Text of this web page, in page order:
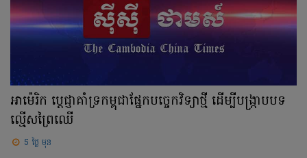
អាម៉េរិក ប្តេជ្ញាគាំទ្រកម្ពុជាផ្នែកបច្ចេកវិទ្យាថ្មី ដើម្បីបង្រ្កាបបទ
ល្មើសព្រៃឈើ
5 ថ្ងៃ មុន